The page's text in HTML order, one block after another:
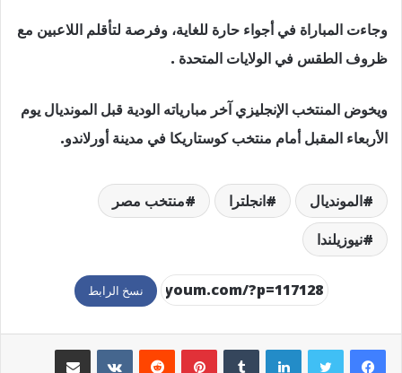
وجاءت المباراة في أجواء حارة للغاية، وفرصة لتأقلم اللاعبين مع
ظروف الطقس في الولايات المتحدة .
ويخوض المنتخب الإنجليزي آخر مبارياته الودية قبل المونديال يوم
الأربعاء المقبل أمام منتخب كوستاريكا في مدينة أورلاندو.
المونديال انجلترا
منتخب مصر
نيوزيلندا
نسخ الرابط
لينكدإن بينتيريست مشاركة عبر البريد